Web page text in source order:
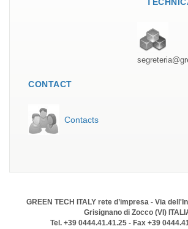
CONTACT
Contacts
GREEN TECH ITALY rete d’impresa - Via
Grisignano di Zocco (VI)
Tel. +39 0444.41.41.25 - Fax +39